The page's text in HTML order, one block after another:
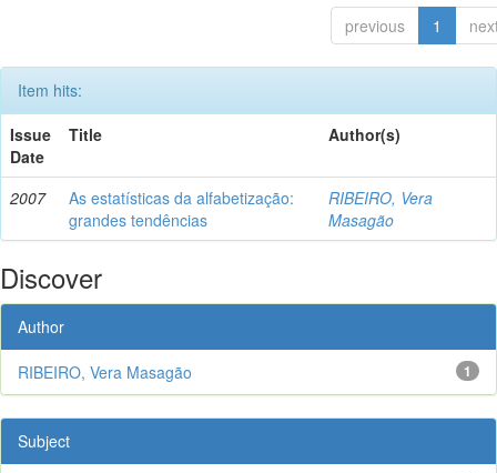
previous 1
Item hits:
Issue
Date
Title Author(s)
2007
As estatísticas da alfabetização:
grandes tendências
RIBEIRO, Vera
Masagão
Discover
Author
1
RIBEIRO, Vera Masagão
Subject